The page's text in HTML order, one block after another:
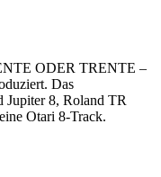
ODER TRENTE –
Das
Jupiter 8, Roland TR
Otari 8-Track.